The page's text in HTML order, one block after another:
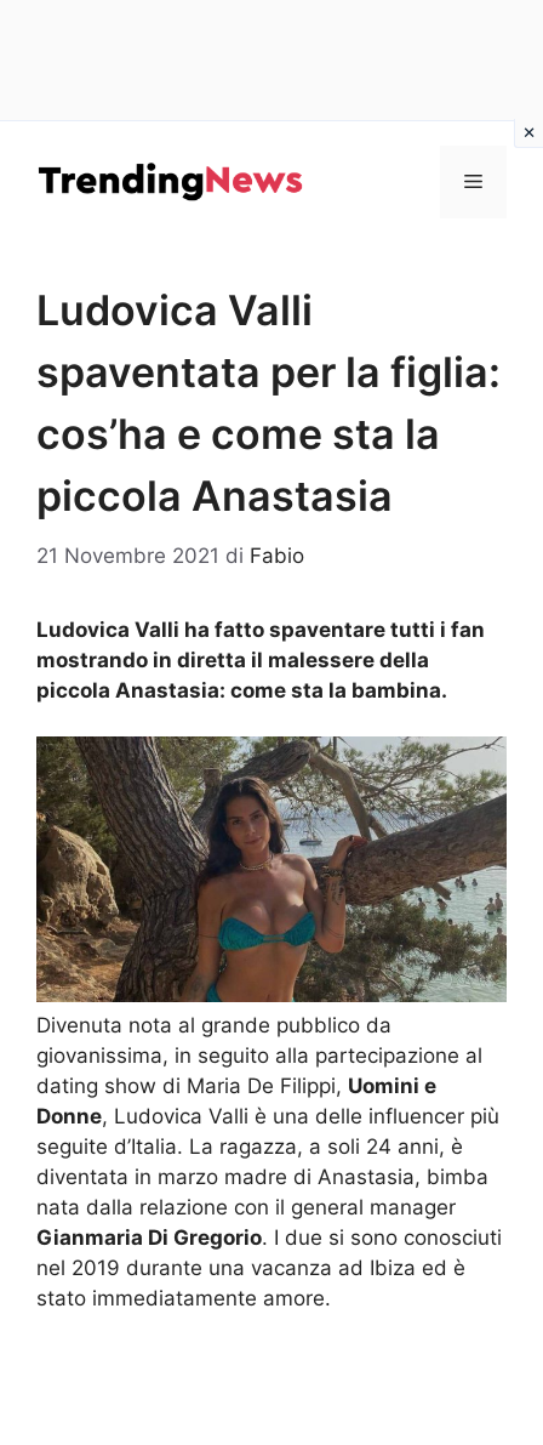
contenuto
Menu
Ludovica Valli
spaventata per la figlia:
cos’ha e come sta la
piccola Anastasia
21 Novembre 2021 di Fabio
Ludovica Valli ha fatto spaventare tutti i fan
mostrando in diretta il malessere della
piccola Anastasia: come sta la bambina.
Divenuta nota al grande pubblico da
giovanissima, in seguito alla partecipazione al
dating show di Maria De Filippi, Uomini e
Donne, Ludovica Valli è una delle influencer più
seguite d’Italia. La ragazza, a soli 24 anni, è
diventata in marzo madre di Anastasia, bimba
nata dalla relazione con il general manager
Gianmaria Di Gregorio. I due si sono conosciuti
nel 2019 durante una vacanza ad Ibiza ed è
stato immediatamente amore.